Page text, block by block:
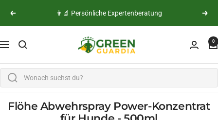
Zurück
👨‍🔬 Persönliche Expertenberatung
Navigation
Green Guardia - Ihr Experte für Schädlinge und 0
Flöhe Abwehrspray Power-Konzentrat